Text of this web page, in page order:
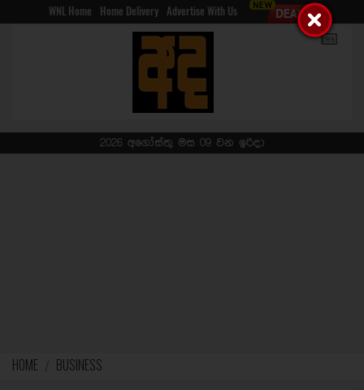
WNL Home Home Delivery Advertise With Us
2026 අගෝස්තු මස 09 වන ඉරිදා
HOME BUSINESS